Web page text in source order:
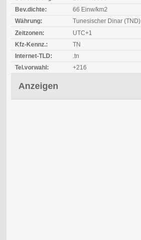
Bev.dichte:
66 Einw/km2
Währung:
Tunesischer Dinar (TND)
Zeitzonen:
UTC+1
Kfz-Kennz.:
TN
Internet-TLD:
.tn
Tel.vorwahl:
+216
Anzeigen